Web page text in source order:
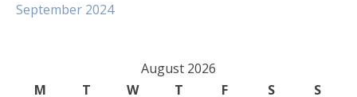
September 2024
August 2026
M
T W T F S S